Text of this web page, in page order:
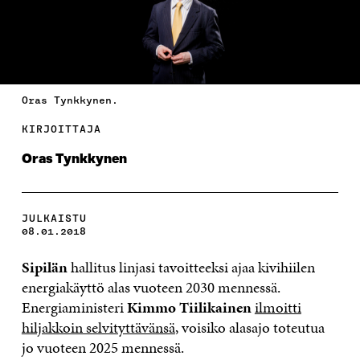
Oras Tynkkynen.
KIRJOITTAJA
Oras Tynkkynen
JULKAISTU
08.01.2018
Sipilänhallitus linjasi tavoitteeksi ajaa kivihiilen
energiakäyttö alas vuoteen 2030 mennessä.
EnergiaministeriKimmo Tiilikainenilmoitti
hiljakkoin selvityttävänsä, voisiko alasajo toteutua
jo vuoteen 2025 mennessä.